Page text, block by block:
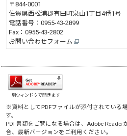
〒844-0001
佐賀県西松浦郡有田町泉山1丁目4番1号
電話番号：0955-43-2899
Fax：0955-43-2802
お問い合わせフォーム
別ウィンドウで開きます
※資料としてPDFファイルが添付されている
す。
PDF書類をご覧になる場合は、Adobe Reader
合、最新バージョンをご利用ください。